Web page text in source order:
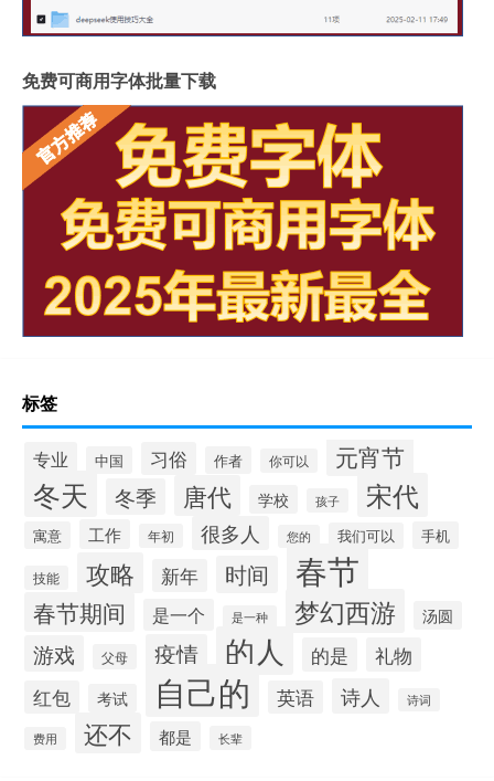
免费可商用字体批量下载
标签
专业 中国 习俗 作者 你可以 元宵节
冬天 冬季 唐代 学校 孩子 宋代
寓意 工作 年初 很多人 您的 我们可以 手机
技能 攻略 新年 时间 春节
春节期间 是一个 是一种 梦幻西游 汤圆
游戏 父母 疫情 的人 的是 礼物
红包 考试 自己的 英语 诗人 诗词
费用 还不 都是 长辈